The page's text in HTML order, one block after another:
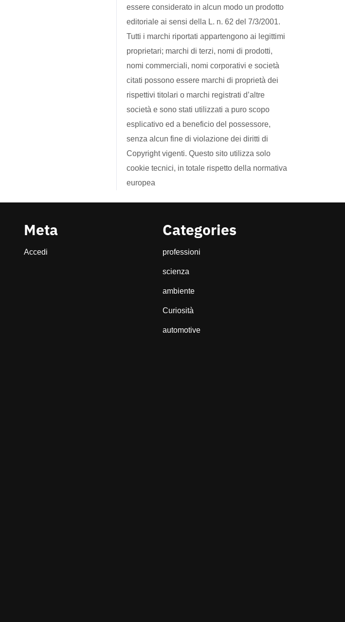
essere considerato in alcun modo un prodotto
editoriale ai sensi della L. n. 62 del 7/3/2001.
Tutti i marchi riportati appartengono ai legittimi
proprietari; marchi di terzi, nomi di prodotti,
nomi commerciali, nomi corporativi e società
citati possono essere marchi di proprietà dei
rispettivi titolari o marchi registrati d’altre
società e sono stati utilizzati a puro scopo
esplicativo ed a beneficio del possessore,
senza alcun fine di violazione dei diritti di
Copyright vigenti. Questo sito utilizza solo
cookie tecnici, in totale rispetto della normativa
europea
Meta
Accedi
Categories
professioni
scienza
ambiente
Curiosità
automotive